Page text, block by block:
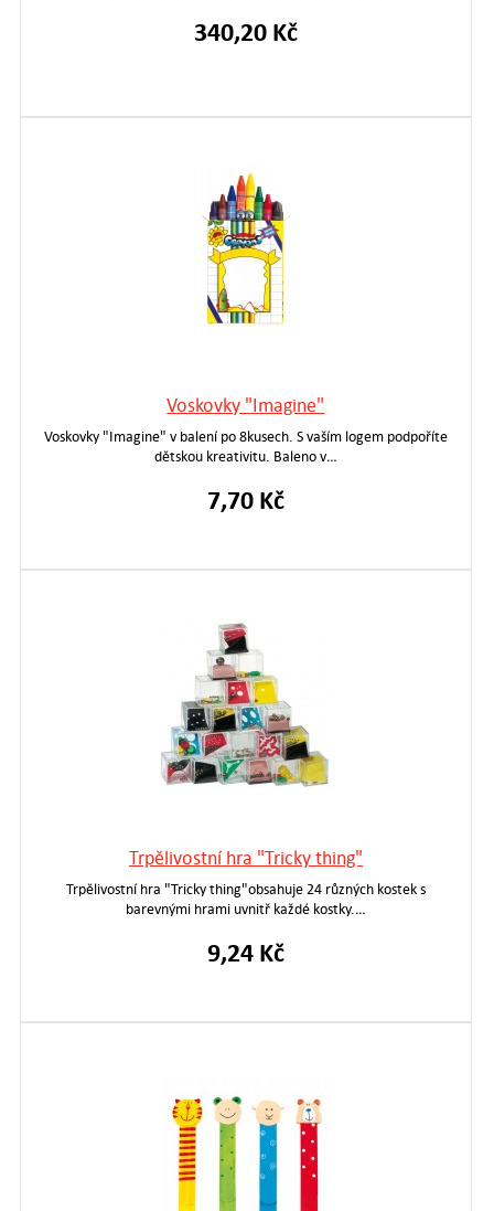
340,20 Kč
Voskovky "Imagine"
Voskovky "Imagine" v balení po 8kusech. S vaším logem podpoříte
dětskou kreativitu. Baleno v…
7,70 Kč
Trpělivostní hra "Tricky thing"
Trpělivostní hra "Tricky thing"obsahuje 24 různých kostek s
barevnými hrami uvnitř každé kostky.…
9,24 Kč